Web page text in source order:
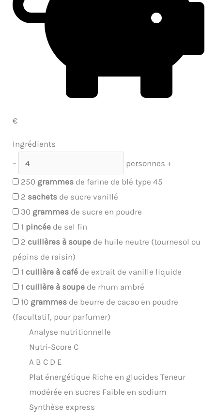
€
Ingrédients
–
personnes +
250 grammes de farine de blé type 45
2 sachets de sucre vanillé
30 grammes de sucre en poudre
1 pincée de sel fin
2 cuillères à soupe de huile neutre (tournesol ou
pépins de raisin)
1 cuillère à café de extrait de vanille liquide
1 cuillère à soupe de rhum ambré
10 grammes de beurre de cacao en poudre
(facultatif, pour parfumer)
Analyse nutritionnelle
Nutri-Score C
A B C D E
Plat énergétique Riche en glucides Teneur
modérée en sucres Faible en sodium
Synthèse express